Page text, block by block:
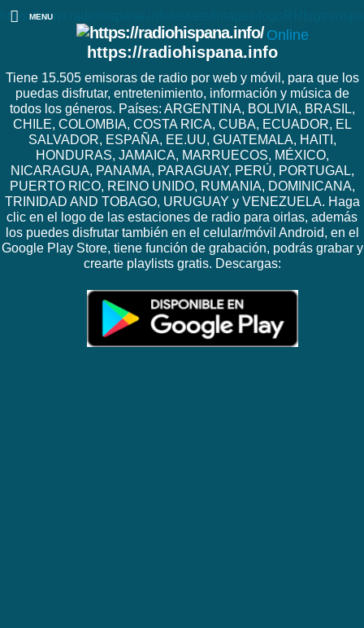
https://www.radiohispana.info/assets/images/
Online
https://radiohispana.info
Tiene 15.505 emisoras de radio por web y móvil, para que los
puedas disfrutar, entretenimiento, información y música de
todos los géneros. Países: ARGENTINA, BOLIVIA, BRASIL,
CHILE, COLOMBIA, COSTA RICA, CUBA, ECUADOR, EL
SALVADOR, ESPAÑA, EE.UU, GUATEMALA, HAITI,
HONDURAS, JAMAICA, MARRUECOS, MÉXICO,
NICARAGUA, PANAMA, PARAGUAY, PERÚ, PORTUGAL,
PUERTO RICO, REINO UNIDO, RUMANIA, DOMINICANA,
TRINIDAD AND TOBAGO, URUGUAY y VENEZUELA. Haga
clic en el logo de las estaciones de radio para oirlas, además
los puedes disfrutar también en el celular/móvil Android, en el
Google Play Store, tiene función de grabación, podrás grabar y
crearte playlists gratis. Descargas:
MENU